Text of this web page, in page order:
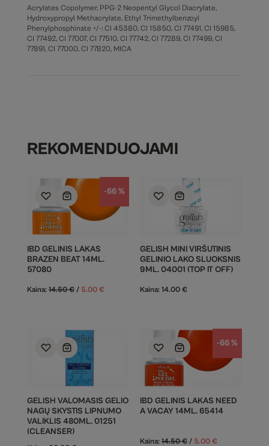
Acrylates Copolymer, PPG-2 Neopentyl Glycol Diacrylate,
Hydroxypropyl Methacrylate, Ethyl Trimethylbenzoyl
Phenylphosphinate +/-: CI 45380, CI 15850, CI 77491, CI 15985,
CI 77492, CI 77007, CI 77510, CI 77742, CI 77289, CI 77499, CI
77891, CI 77000, CI 77820, MICA
REKOMENDUOJAMI
-66 %
IBD GELINIS LAKAS
BRAZEN BEAT 14ML.
57080
Kaina: 14.50€ / 5.00 €
GELISH MINI VIRŠUTINIS
GELINIO LAKO SLUOKSNIS
9ML. 04001 (TOP IT OFF)
Kaina: 14.00 €
GELISH VALOMASIS GELIO
NAGŲ SKYSTIS LIPNUMO
VALIKLIS 480ML. 01251
(CLEANSER)
-66 %
IBD GELINIS LAKAS NEED
A VACAY 14ML. 65414
Kaina:14.50€ / 5.00 €